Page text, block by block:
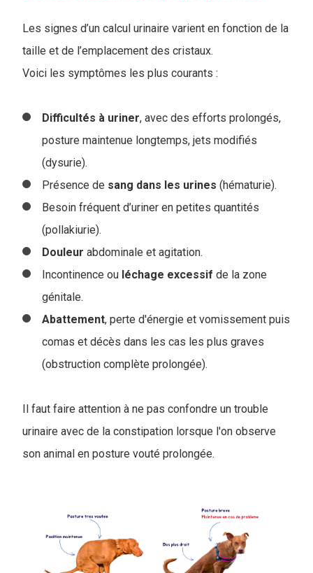
Les signes d’un calcul urinaire varient en fonction de la
taille et de l’emplacement des cristaux.
Voici les symptômes les plus courants :
Difficultés à uriner, avec des efforts prolongés,
posture maintenue longtemps, jets modifiés
(dysurie).
Présence de sang dans les urines (hématurie).
Besoin fréquent d’uriner en petites quantités
(pollakiurie).
Douleur abdominale et agitation.
Incontinence ou léchage excessif de la zone
génitale.
Abattement, perte d'énergie et vomissement puis
comas et décès dans les cas les plus graves
(obstruction complète prolongée).
Il faut faire attention à ne pas confondre un trouble
urinaire avec de la constipation lorsque l'on observe
son animal en posture vouté prolongée.